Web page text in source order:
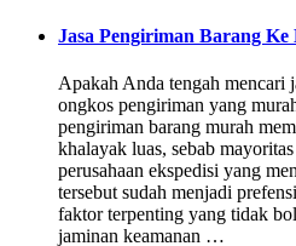
Jasa Pengiriman Barang Ke
Apakah Anda tengah mencari
ongkos pengiriman yang
pengiriman barang murah
khalayak luas, sebab
perusahaan ekspedisi yang
tersebut sudah menjadi
faktor terpenting yang tidak
jaminan keamanan …